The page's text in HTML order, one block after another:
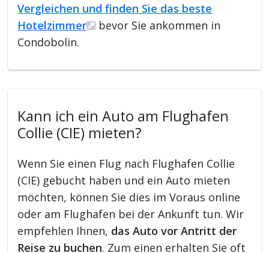
Vergleichen und finden Sie das beste
Hotelzimmer
bevor Sie ankommen in
Condobolin.
Kann ich ein Auto am Flughafen
Collie (CIE) mieten?
Wenn Sie einen Flug nach Flughafen Collie
(CIE) gebucht haben und ein Auto mieten
möchten, können Sie dies im Voraus online
oder am Flughafen bei der Ankunft tun. Wir
empfehlen Ihnen, das Auto vor Antritt der
Reise zu buchen. Zum einen erhalten Sie oft